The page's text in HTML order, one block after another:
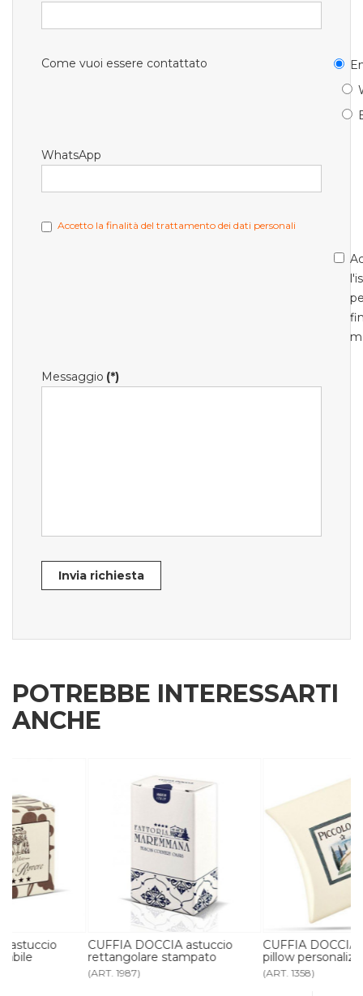
Come vuoi essere contattato
WhatsApp
Accetto la finalità del trattamento dei dati personali
Messaggio (*)
Invia richiesta
POTREBBE INTERESSARTI
ANCHE
CUFFIA DOCCIA astuccio
rettangolare stampato
CUFFIA DOCCIA astuccio
pillow personalizzabile